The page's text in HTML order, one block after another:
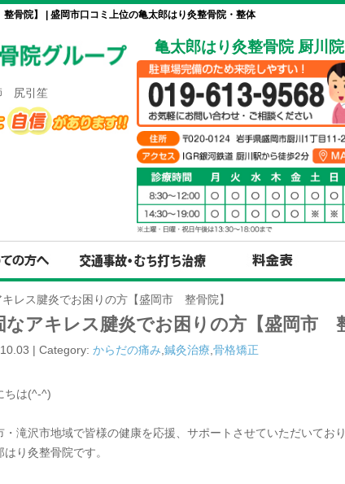
骨院】 | 盛岡市口コミ上位の亀太郎はり灸整骨院・整体
尻引笙
亀太郎はり灸整骨院 厨川院
レス腱炎でお困りの方【盛岡市 整骨院】
なアキレス腱炎でお困りの方【盛岡市
| Category: からだの痛み 鍼灸治療 骨格矯正
ちは(^-^)
・滝沢市地域で皆様の健康を応援、サポートさせていただいており
はり灸整骨院です。